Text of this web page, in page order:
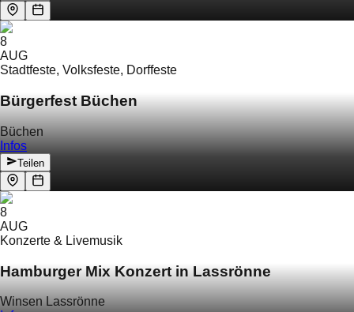
8
AUG
Stadtfeste, Volksfeste, Dorffeste
Bürgerfest Büchen
Büchen
Infos
Teilen
8
AUG
Konzerte & Livemusik
Hamburger Mix Konzert in Lassrönne
Winsen Lassrönne